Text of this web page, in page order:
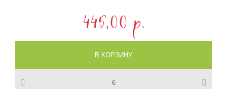
445,00 p.